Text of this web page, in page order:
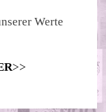
Werte
>>